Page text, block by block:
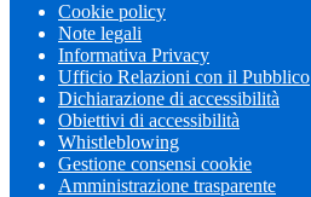
Cookie policy
Note legali
Informativa Privacy
Ufficio Relazioni con il Pubblico
Dichiarazione di accessibilità
Obiettivi di accessibilità
Whistleblowing
Gestione consensi cookie
Amministrazione trasparente